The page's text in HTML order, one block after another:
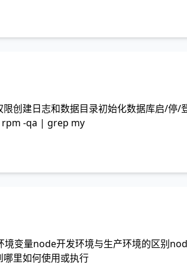
创建日志和数据目录初始化数据库启/停/
rpm -qa | grep my
变量node开发环境与生产环境的区别
里如何使用或执行